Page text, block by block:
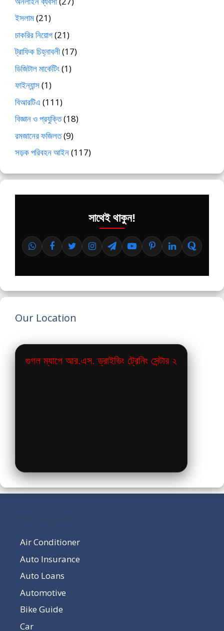
ইসলাম(21)
চাকরির নিয়োগ(21)
ট্রাফিক চিহ্নাবলী(17)
ডিজিটাল মার্কেটিং(1)
ফাইন্যান্স(1)
বিআরটিএ (111)
বিজ্ঞান ও প্রযুক্তি(18)
রমজানের ফজিলত(9)
সড়ক পরিবহন আইন(117)
সাথেই থাকুন!
Our Location
গুগল ম্যাপে আর.এস. ড্রাইভিং ট্রেনিং সেন্টার ২
Air Conditioner
Auto Insurance
Auto Loans
Automotive
Bike Guide
Car